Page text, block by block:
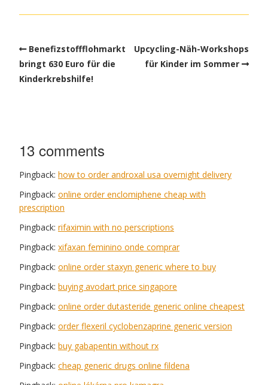
Benefizstoffflohmarkt
bringt 630 Euro für die
Kinderkrebshilfe!
Upcycling-Näh-Workshops
für Kinder im Sommer
13 comments
Pingback: how to order androxal usa overnight delivery
Pingback: online order enclomiphene cheap with
prescription
Pingback: rifaximin with no perscriptions
Pingback: xifaxan feminino onde comprar
Pingback: online order staxyn generic where to buy
Pingback: buying avodart price singapore
Pingback: online order dutasteride generic online cheapest
Pingback: order flexeril cyclobenzaprine generic version
Pingback: buy gabapentin without rx
Pingback: cheap generic drugs online fildena